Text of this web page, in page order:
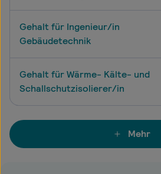
Gehalt für Ingenieur/in
Gebäudetechnik
Gehalt für Wärme- Kälte- und
Schallschutzisolierer/in
Mehr